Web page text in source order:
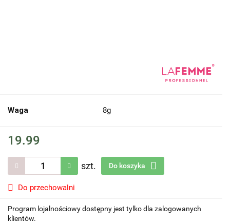
Waga 8g
19.99
szt. Do koszyka
Do przechowalni
Program lojalnościowy dostępny jest tylko dla zalogowanych
klientów.